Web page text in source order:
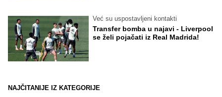
Već su uspostavljeni kontakti
Transfer bomba u najavi - Liverpool
se želi pojačati iz Real Madrida!
NAJČITANIJE IZ KATEGORIJE